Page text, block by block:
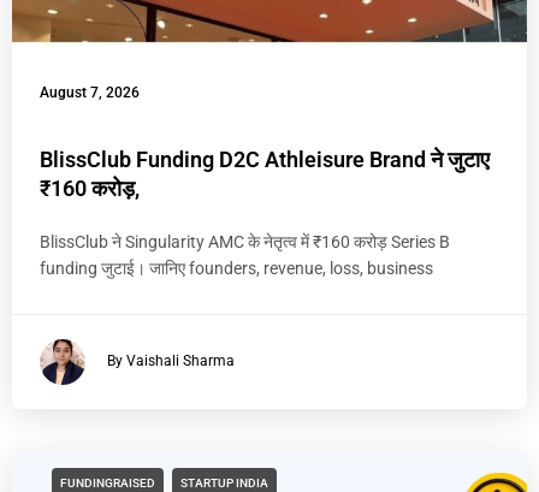
August 7, 2026
BlissClub Funding D2C Athleisure Brand ने जुटाए
₹160 करोड़,
BlissClub ने Singularity AMC के नेतृत्व में ₹160 करोड़ Series B
funding जुटाई। जानिए founders, revenue, loss, business
By Vaishali Sharma
FUNDINGRAISED STARTUP INDIA